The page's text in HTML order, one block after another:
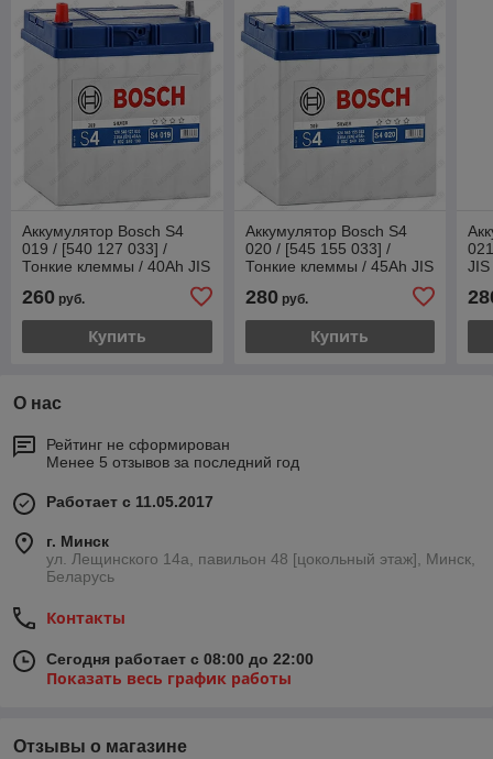
Аккумулятор Bosch S4
019 / [540 127 033] /
Тонкие клеммы / 40Ah JIS
полярность
260 руб.
Купить
Аккумулятор Bosch S4
020 / [545 155 033] /
Тонкие клеммы / 45Ah JIS
280руб.
Купить
О нас
Рейтинг не сформирован
Менее 5 отзывов за последний год
Работает с 11.05.2017
г. Минск
ул. Лещинского 14а, павильон 48 [цокольный этаж], Минск,
Беларусь
Контакты
Сегодня работает с 08:00 до 22:00
Показать весь график работы
Отзывы о магазине